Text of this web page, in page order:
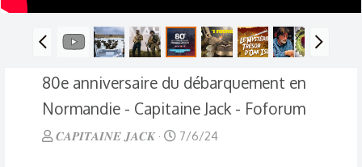
80e anniversaire du débarquement en
Normandie - Capitaine Jack - Foforum
𝑪𝑨𝑷𝑰𝑻𝑨𝑰𝑵𝑬 𝑱𝑨𝑪𝑲 7/6/24